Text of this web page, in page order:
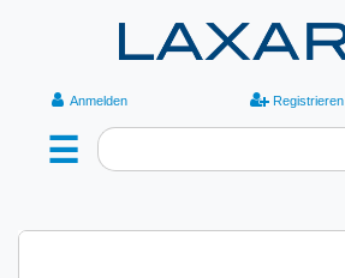
☰
Anmelden Registrieren